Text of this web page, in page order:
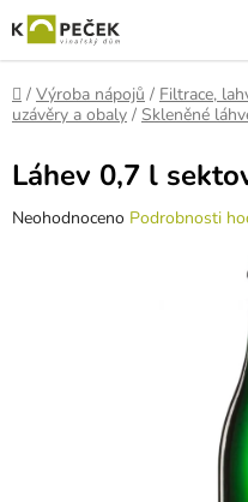
na
obsah
Domů
/ Výroba nápojů / Filtrace,
uzávěry a obaly / Skleněné
Láhev 0,7 l
Průměrné
Neohodnoceno Podrobnosti